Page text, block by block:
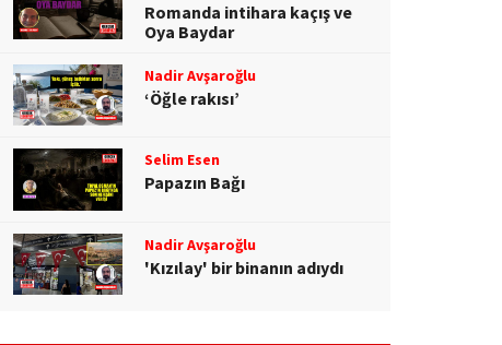
Romanda intihara kaçış ve
Oya Baydar
Nadir Avşaroğlu
‘Öğle rakısı’
Selim Esen
Papazın Bağı
Nadir Avşaroğlu
'Kızılay' bir binanın adıydı